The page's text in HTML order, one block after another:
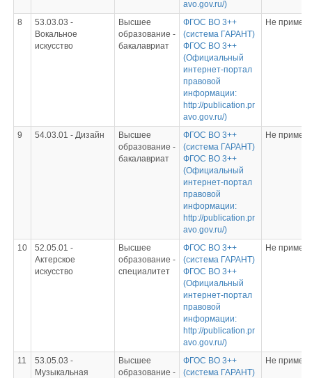
avo.gov.ru/)
8
53.03.03 -
Вокальное
искусство
Высшее
образование -
бакалавриат
ФГОС ВО 3++
(система ГАРАНТ)
ФГОС ВО 3++
(Официальный
интернет-портал
правовой
информации:
http://publication.pr
avo.gov.ru/)
Не
9 54.03.01 - Дизайн
Высшее
образование -
бакалавриат
ФГОС ВО 3++
(система ГАРАНТ)
ФГОС ВО 3++
(Официальный
интернет-портал
правовой
информации:
http://publication.pr
avo.gov.ru/)
Не
10
52.05.01 -
Актерское
искусство
Высшее
образование -
специалитет
ФГОС ВО 3++
(система ГАРАНТ)
ФГОС ВО 3++
(Официальный
интернет-портал
правовой
информации:
http://publication.pr
avo.gov.ru/)
Не
11
53.05.03 -
Музыкальная
Высшее
образование -
ФГОС ВО 3++
(система ГАРАНТ)
Не